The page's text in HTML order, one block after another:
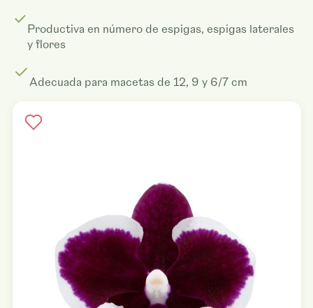
Productiva en número de espigas, espigas laterales
y flores
Adecuada para macetas de 12, 9 y 6/7 cm